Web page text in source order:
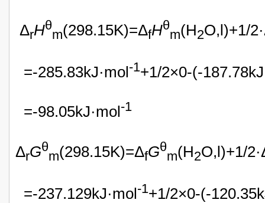
ΔrHθ
m(298.15K)=ΔfHθ
m(H2O,l)+1/
=-285.83kJ·mol-1+1/2×0-(-
=-98.05kJ·mol-1
ΔrGθ
m(298.15K)=ΔfGθ
m(H2O,l)+1/
=-237.129kJ·mol-1+1/2×0-(-